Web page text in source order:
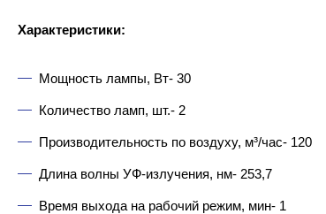
Характеристики:
Мощность лампы, Вт- 30
Количество ламп, шт.- 2
Производительность по воздуху, м³/час- 120
Длина волны УФ-излучения, нм- 253,7
Время выхода на рабочий режим, мин- 1